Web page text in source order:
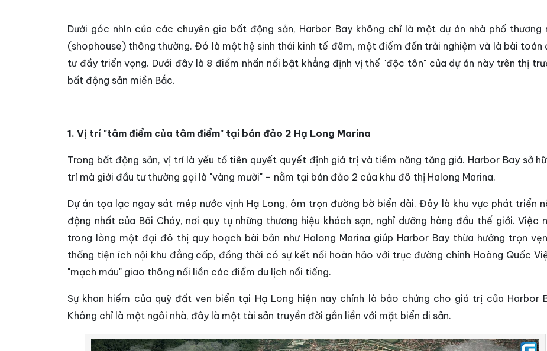
Dưới góc nhìn của các chuyên gia bất động sản, Harbor Bay không chỉ là một dự án nhà phố thương
(shophouse) thông thường. Đó là một hệ sinh thái kinh tế đêm, một điểm đến trải nghiệm và là bài toán
tư đầy triển vọng. Dưới đây là 8 điểm nhấn nổi bật khẳng định vị thế "độc tôn" của dự án này trên thị
bất động sản miền Bắc.
1. Vị trí "tâm điểm của tâm điểm" tại bán đảo 2 Hạ Long Marina
Trong bất động sản, vị trí là yếu tố tiên quyết quyết định giá trị và tiềm năng tăng giá. Harbor Bay sở
trí mà giới đầu tư thường gọi là "vàng mười" – nằm tại bán đảo 2 của khu đô thị Halong Marina.
Dự án tọa lạc ngay sát mép nước vịnh Hạ Long, ôm trọn đường bờ biển dài. Đây là khu vực phát triển
động nhất của Bãi Cháy, nơi quy tụ những thương hiệu khách sạn, nghỉ dưỡng hàng đầu thế giới. Việc
trong lòng một đại đô thị quy hoạch bài bản như Halong Marina giúp Harbor Bay thừa hưởng trọn
thống tiện ích nội khu đẳng cấp, đồng thời có sự kết nối hoàn hảo với trục đường chính Hoàng Quốc
"mạch máu" giao thông nối liền các điểm du lịch nổi tiếng.
Sự khan hiếm của quỹ đất ven biển tại Hạ Long hiện nay chính là bảo chứng cho giá trị của Harbor
Không chỉ là một ngôi nhà, đây là một tài sản truyền đời gắn liền với mặt biển di sản.